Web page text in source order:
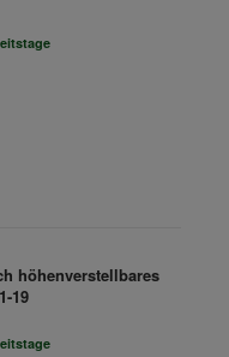
höhenverstellbares
19